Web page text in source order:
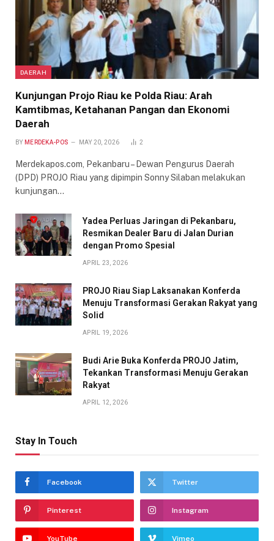
DAERAH
Kunjungan Projo Riau ke Polda Riau: Arah
Kamtibmas, Ketahanan Pangan dan Ekonomi
Daerah
BY MERDEKA-POS MAY 20, 2026 2
Merdekapos.com, Pekanbaru – Dewan Pengurus Daerah
(DPD) PROJO Riau yang dipimpin Sonny Silaban melakukan
kunjungan…
Yadea Perluas Jaringan di Pekanbaru,
Resmikan Dealer Baru di Jalan Durian
dengan Promo Spesial
APRIL 23, 2026
PROJO Riau Siap Laksanakan Konferda
Menuju Transformasi Gerakan Rakyat yang
Solid
APRIL 19, 2026
Budi Arie Buka Konferda PROJO Jatim,
Tekankan Transformasi Menuju Gerakan
Rakyat
APRIL 12, 2026
Stay In Touch
Facebook Twitter
Pinterest Instagram
YouTube Vimeo